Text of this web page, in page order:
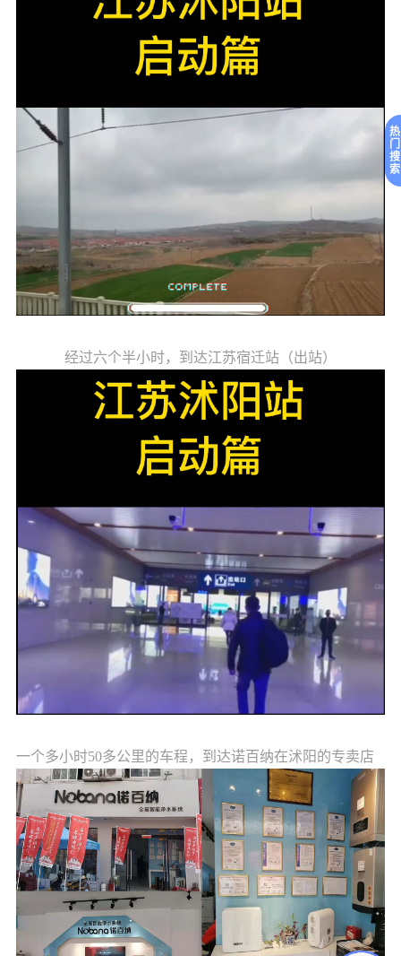
经过六个半小时，到达江苏宿迁站（出站）
一个多小时50多公里的车程，到达诺百纳在沭阳的专卖店
热
门
搜
索